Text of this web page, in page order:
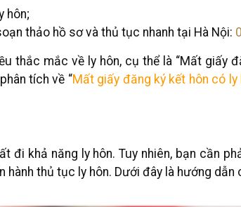
hôn;
thảo hồ sơ và thủ tục nhanh tại Hà Nội:
thắc mắc về ly hôn, cụ thể là “Mất giấy
tích về “Mất giấy đăng ký kết hôn có
đi khả năng ly hôn. Tuy nhiên, bạn cần
hành thủ tục ly hôn. Dưới đây là hướng dẫn